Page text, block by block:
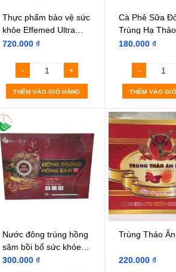
Thực phẩm bảo vệ sức
khỏe Effemed Ultra
Cordyceps
720.000₫
THÊM VÀO GIỎ HÀNG
Cà Phê Sữa
Trùng Hạ
4in1
180.000₫
THÊM VÀO
Nước đông trùng hồng
sâm bồi bổ sức khỏe
và tăng sức đề kháng
300.000₫
Trùng Thảo
220.000₫